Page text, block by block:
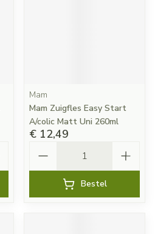
Mam
Mam Zuigfles Easy Start
A/colic Matt Uni 260ml
€ 12,49
Bestel